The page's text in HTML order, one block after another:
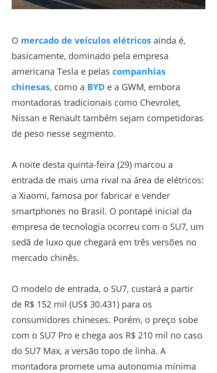
O mercado de veículos elétricos ainda é,
basicamente, dominado pela empresa
americana Tesla e pelas companhias
chinesas, como a BYD e a GWM, embora
montadoras tradicionais como Chevrolet,
Nissan e Renault também sejam competidoras
de peso nesse segmento.
A noite desta quinta-feira (29) marcou a
entrada de mais uma rival na área de elétricos:
a Xiaomi, famosa por fabricar e vender
smartphones no Brasil. O pontapé inicial da
empresa de tecnologia ocorreu com o SU7, um
sedã de luxo que chegará em três versões no
mercado chinês.
O modelo de entrada, o SU7, custará a partir
de R$ 152 mil (US$ 30.431) para os
consumidores chineses. Porém, o preço sobe
com o SU7 Pro e chega aos R$ 210 mil no caso
do SU7 Max, a versão topo de linha. A
montadora promete uma autonomia mínima